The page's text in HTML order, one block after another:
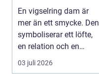
En vigselring dam är
mer än ett smycke. Den
symboliserar ett löfte,
en relation och en
gemensam fram...
03 juli 2026